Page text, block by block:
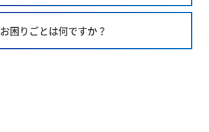
お困りごとは何ですか？